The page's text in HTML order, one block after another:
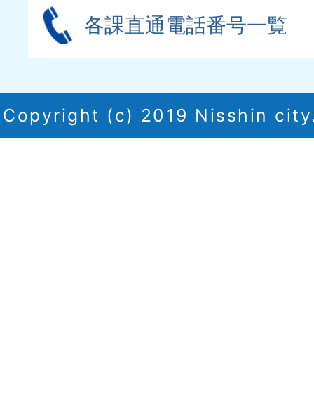
各課直通電話番号一覧
Copyright (c) 2019 Nisshin